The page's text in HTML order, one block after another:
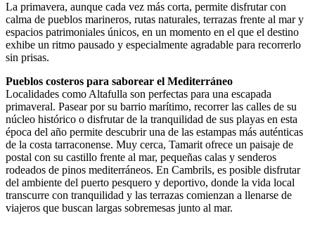
La primavera, aunque cada vez más corta, permite disfrutar con
calma de pueblos marineros, rutas naturales, terrazas frente al mar y
espacios patrimoniales únicos, en un momento en el que el destino
exhibe un ritmo pausado y especialmente agradable para recorrerlo
sin prisas.
Pueblos costeros para saborear el Mediterráneo
Localidades como Altafulla son perfectas para una escapada
primaveral. Pasear por su barrio marítimo, recorrer las calles de su
núcleo histórico o disfrutar de la tranquilidad de sus playas en esta
época del año permite descubrir una de las estampas más auténticas
de la costa tarraconense. Muy cerca, Tamarit ofrece un paisaje de
postal con su castillo frente al mar, pequeñas calas y senderos
rodeados de pinos mediterráneos. En Cambrils, es posible disfrutar
del ambiente del puerto pesquero y deportivo, donde la vida local
transcurre con tranquilidad y las terrazas comienzan a llenarse de
viajeros que buscan largas sobremesas junto al mar.